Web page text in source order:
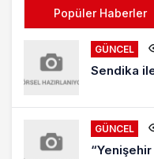
Popüler Haberler
GÜNCEL
Sendika
GÜNCEL